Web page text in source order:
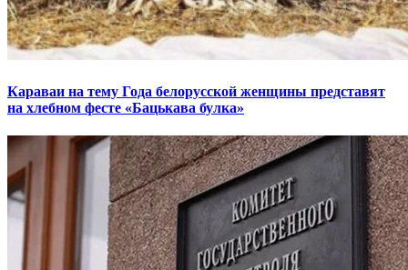
Караваи на тему Года белорусской женщины представят
на хлебном фесте «Бацькава булка»